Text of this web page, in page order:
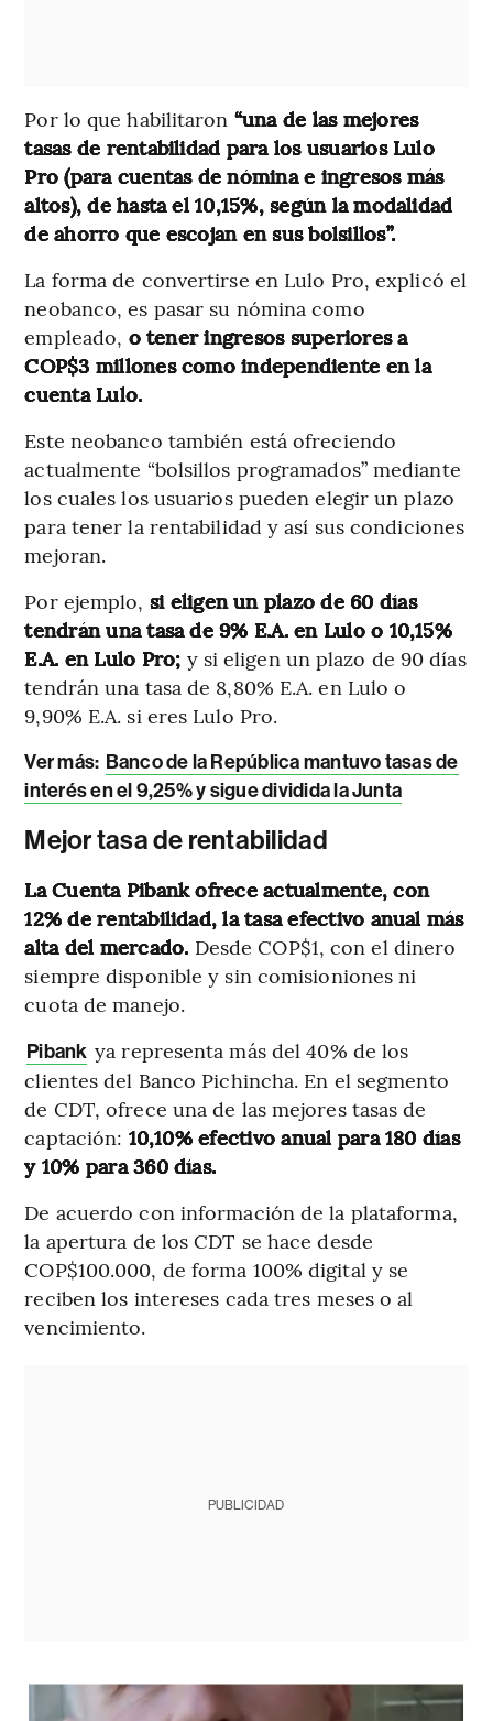
Por lo que habilitaron “una de las mejores
tasas de rentabilidad para los usuarios Lulo
Pro (para cuentas de nómina e ingresos más
altos), de hasta el 10,15%, según la modalidad
de ahorro que escojan en sus bolsillos”.
La forma de convertirse en Lulo Pro, explicó el
neobanco, es pasar su nómina como
empleado, o tener ingresos superiores a
COP$3 millones como independiente en la
cuenta Lulo.
Este neobanco también está ofreciendo
actualmente “bolsillos programados” mediante
los cuales los usuarios pueden elegir un plazo
para tener la rentabilidad y así sus condiciones
mejoran.
Por ejemplo, si eligen un plazo de 60 días
tendrán una tasa de 9% E.A. en Lulo o 10,15%
E.A. en Lulo Pro; y si eligen un plazo de 90 días
tendrán una tasa de 8,80% E.A. en Lulo o
9,90% E.A. si eres Lulo Pro.
Ver más: Banco de la República mantuvo tasas de
interés en el 9,25% y sigue dividida la Junta
Mejor tasa de rentabilidad
La Cuenta Pibank ofrece actualmente, con
12% de rentabilidad, la tasa efectivo anual más
alta del mercado. Desde COP$1, con el dinero
siempre disponible y sin comisioniones ni
cuota de manejo.
Pibank ya representa más del 40% de los
clientes del Banco Pichincha. En el segmento
de CDT, ofrece una de las mejores tasas de
captación: 10,10% efectivo anual para 180 días
y 10% para 360 días.
De acuerdo con información de la plataforma,
la apertura de los CDT se hace desde
COP$100.000, de forma 100% digital y se
reciben los intereses cada tres meses o al
vencimiento.
PUBLICIDAD